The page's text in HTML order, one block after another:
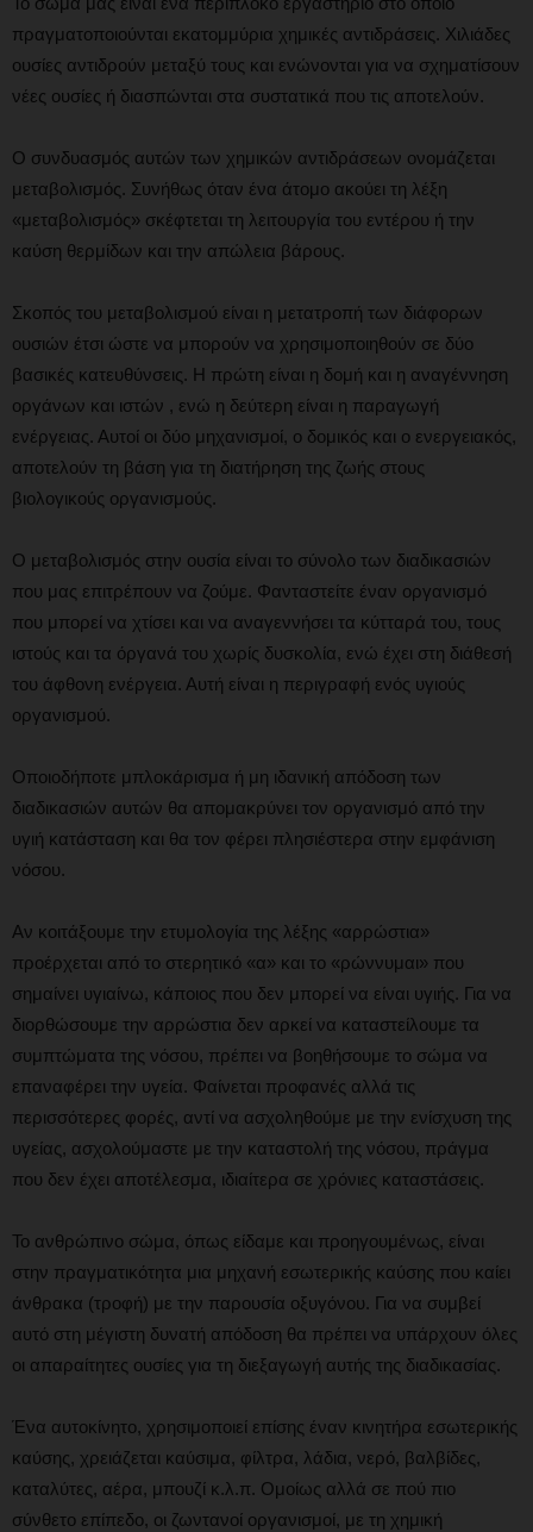
πραγματοποιούνται εκατομμύρια χημικές αντιδράσεις. Χιλιάδες
ουσίες αντιδρούν μεταξύ τους και ενώνονται για να σχηματίσουν
νέες ουσίες ή διασπώνται στα συστατικά που τις αποτελούν.
Ο συνδυασμός αυτών των χημικών αντιδράσεων ονομάζεται
μεταβολισμός. Συνήθως όταν ένα άτομο ακούει τη λέξη
«μεταβολισμός» σκέφτεται τη λειτουργία του εντέρου ή την
καύση θερμίδων και την απώλεια βάρους.
Σκοπός του μεταβολισμού είναι η μετατροπή των διάφορων
ουσιών έτσι ώστε να μπορούν να χρησιμοποιηθούν σε δύο
βασικές κατευθύνσεις. Η πρώτη είναι η δομή και η αναγέννηση
οργάνων και ιστών , ενώ η δεύτερη είναι η παραγωγή
ενέργειας. Αυτοί οι δύο μηχανισμοί, ο δομικός και ο ενεργειακός,
αποτελούν τη βάση για τη διατήρηση της ζωής στους
βιολογικούς οργανισμούς.
Ο μεταβολισμός στην ουσία είναι το σύνολο των διαδικασιών
που μας επιτρέπουν να ζούμε. Φανταστείτε έναν οργανισμό
που μπορεί να χτίσει και να αναγεννήσει τα κύτταρά του, τους
ιστούς και τα όργανά του χωρίς δυσκολία, ενώ έχει στη διάθεσή
του άφθονη ενέργεια. Αυτή είναι η περιγραφή ενός υγιούς
οργανισμού.
Οποιοδήποτε μπλοκάρισμα ή μη ιδανική απόδοση των
διαδικασιών αυτών θα απομακρύνει τον οργανισμό από την
υγιή κατάσταση και θα τον φέρει πλησιέστερα στην εμφάνιση
νόσου.
Αν κοιτάξουμε την ετυμολογία της λέξης «αρρώστια»
προέρχεται από το στερητικό «α» και το «ρώννυμαι» που
σημαίνει υγιαίνω, κάποιος που δεν μπορεί να είναι υγιής. Για να
διορθώσουμε την αρρώστια δεν αρκεί να καταστείλουμε τα
συμπτώματα της νόσου, πρέπει να βοηθήσουμε το σώμα να
επαναφέρει την υγεία. Φαίνεται προφανές αλλά τις
περισσότερες φορές, αντί να ασχοληθούμε με την ενίσχυση της
υγείας, ασχολούμαστε με την καταστολή της νόσου, πράγμα
που δεν έχει αποτέλεσμα, ιδιαίτερα σε χρόνιες καταστάσεις.
Το ανθρώπινο σώμα, όπως είδαμε και προηγουμένως, είναι
στην πραγματικότητα μια μηχανή εσωτερικής καύσης που καίει
άνθρακα (τροφή) με την παρουσία οξυγόνου. Για να συμβεί
αυτό στη μέγιστη δυνατή απόδοση θα πρέπει να υπάρχουν όλες
οι απαραίτητες ουσίες για τη διεξαγωγή αυτής της διαδικασίας.
Ένα αυτοκίνητο, χρησιμοποιεί επίσης έναν κινητήρα εσωτερικής
καύσης, χρειάζεται καύσιμα, φίλτρα, λάδια, νερό, βαλβίδες,
καταλύτες, αέρα, μπουζί κ.λ.π. Ομοίως αλλά σε πού πιο
σύνθετο επίπεδο, οι ζωντανοί οργανισμοί, με τη χημική